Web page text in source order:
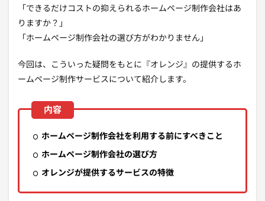
「できるだけコストの抑えられるホームページ制作会社はあ
りますか？」
「ホームページ制作会社の選び方がわかりません」
今回は、こういった疑問をもとに『オレンジ』の提供するホ
ームページ制作サービスについて紹介します。
ホームページ制作会社を利用する前にすべきこと
ホームページ制作会社の選び方
オレンジが提供するサービスの特徴